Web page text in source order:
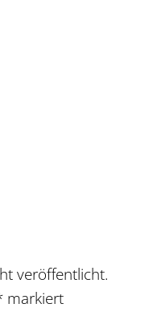
veröffentlicht.
markiert